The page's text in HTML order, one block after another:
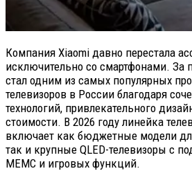
Компания Xiaomi давно перестала
исключительно со смартфонами. За
стал одним из самых популярных
телевизоров в России благодаря
технологий, привлекательного
стоимости. В 2026 году линейка
включает как бюджетные модели
так и крупные QLED-телевизоры с
MEMC и игровых функций.